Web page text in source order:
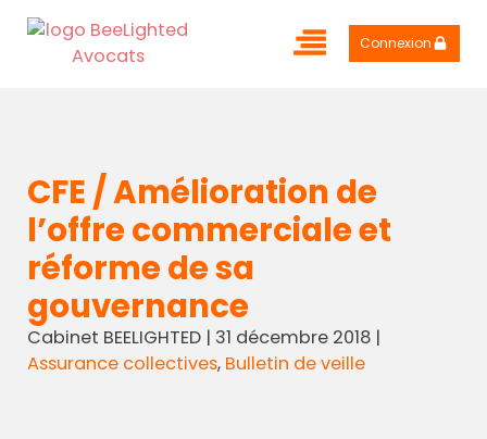
Connexion
CFE / Amélioration de
l’offre commerciale et
réforme de sa
gouvernance
Cabinet BEELIGHTED| 31 décembre 2018|
Assurance collectives, Bulletin de veille